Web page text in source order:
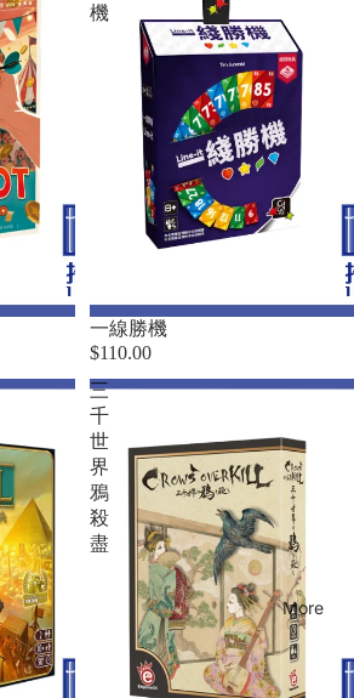
More
機
一線勝機
$110.00
三
千
世
界
鴉
殺
盡